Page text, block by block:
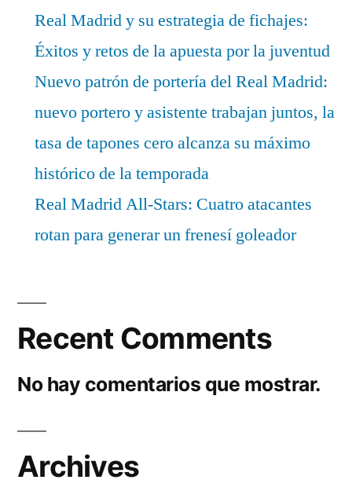
Real Madrid y su estrategia de fichajes:
Éxitos y retos de la apuesta por la juventud
Nuevo patrón de portería del Real Madrid:
nuevo portero y asistente trabajan juntos, la
tasa de tapones cero alcanza su máximo
histórico de la temporada
Real Madrid All-Stars: Cuatro atacantes
rotan para generar un frenesí goleador
Recent Comments
No hay comentarios que mostrar.
Archives